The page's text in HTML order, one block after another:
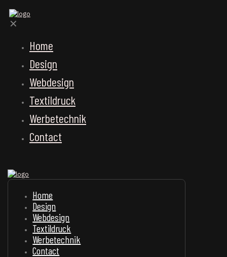
✕
Home
Design
Webdesign
Textildruck
Werbetechnik
Contact
Home
Design
Webdesign
Textildruck
Werbetechnik
Contact